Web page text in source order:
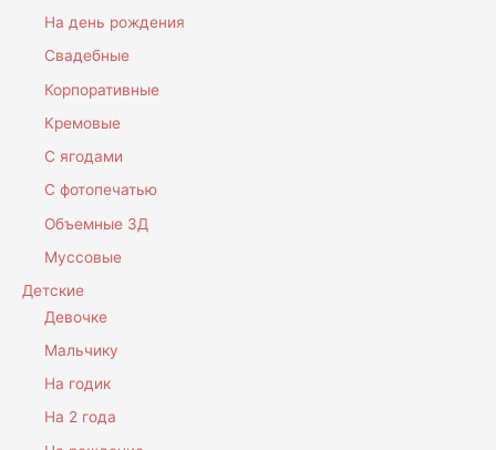
На день рождения
Свадебные
Корпоративные
Кремовые
С ягодами
С фотопечатью
Объемные 3Д
Муссовые
Детские
Девочке
Мальчику
На годик
На 2 года